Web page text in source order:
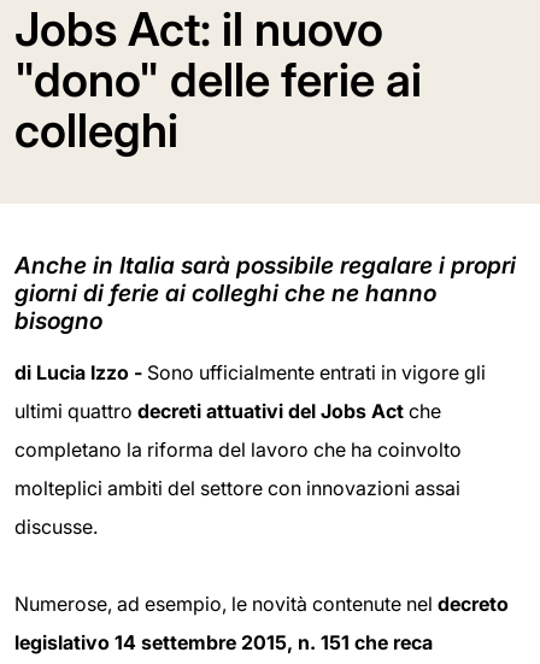
Jobs Act: il nuovo
"dono" delle ferie ai
colleghi
Anche in Italia sarà possibile regalare i propri
giorni di ferie ai colleghi che ne hanno
bisogno
di Lucia Izzo - Sono ufficialmente entrati in vigore gli
ultimi quattro decreti attuativi del Jobs Act che
completano la riforma del lavoro che ha coinvolto
molteplici ambiti del settore con innovazioni assai
discusse.
Numerose, ad esempio, le novità contenute nel decreto
legislativo 14 settembre 2015, n. 151 che reca